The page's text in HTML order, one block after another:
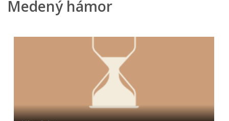
Pešia zóna
Pohotovostné kontakty
Mladí BB
Medený hámor